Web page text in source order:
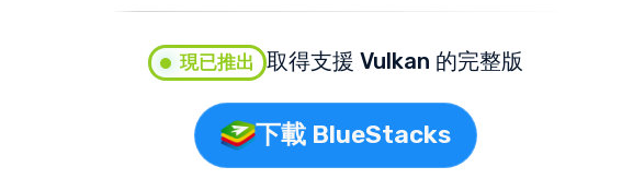
現已推出 取得支援 Vulkan 的完整版
下載 BlueStacks